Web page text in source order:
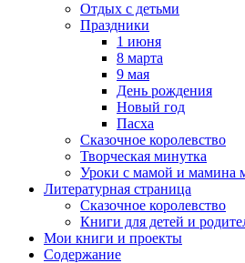
Отдых с детьми
Праздники
1 июня
8 марта
9 мая
День рождения
Новый год
Пасха
Сказочное королевство
Творческая минутка
Уроки с мамой и мамина
Литературная страница
Сказочное королевство
Книги для детей и
Мои книги и проекты
Содержание